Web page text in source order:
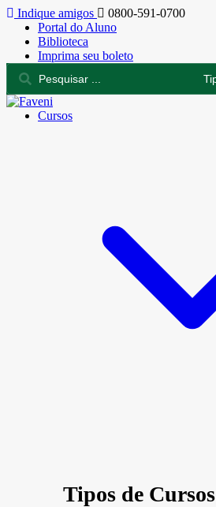
Indique amigos
0800-591-0700
Portal do Aluno
Biblioteca
Imprima seu boleto
Cursos
Tipos de Cursos